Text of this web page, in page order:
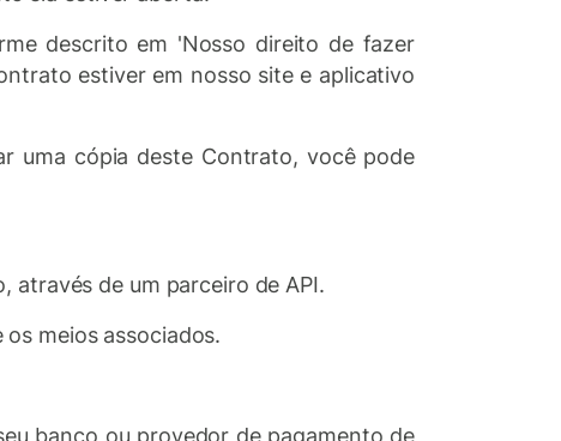
descrito em 'Nosso direito de fazer
estiver em nosso site e aplicativo
uma cópia deste Contrato, você pode
através de um parceiro de API.
meios associados.
banco ou provedor de pagamento de